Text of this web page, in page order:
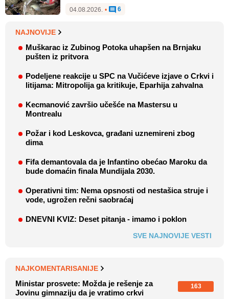
04.08.2026. • 6
NAJNOVIJE
Muškarac iz Zubinog Potoka uhapšen na Brnjaku
pušten iz pritvora
Podeljene reakcije u SPC na Vučićeve izjave o Crkvi i
litijama: Mitropolija ga kritikuje, Eparhija zahvalna
Kecmanović završio učešće na Mastersu u
Montrealu
Požar i kod Leskovca, građani uznemireni zbog
dima
Fifa demantovala da je Infantino obećao Maroku da
bude domaćin finala Mundijala 2030.
Operativni tim: Nema opsnosti od nestašica struje i
vode, ugrožen rečni saobraćaj
DNEVNI KVIZ: Deset pitanja - imamo i poklon
SVE NAJNOVIJE VESTI
NAJKOMENTARISANIJE
Ministar prosvete: Možda je rešenje za
Jovinu gimnaziju da je vratimo crkvi
163